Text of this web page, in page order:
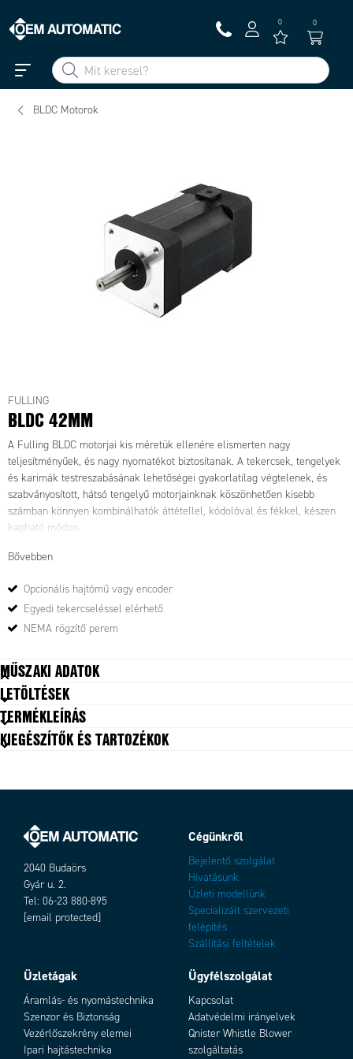
0 0
BLDC Motorok
FULLING
BLDC 42MM
A Fulling BLDC motorjai kis méretük ellenére elismerten nagy
teljesítményűek, és nagy nyomatékot biztosítanak. A tekercsek, tengelyek
és karimák testreszabásának lehetőségei gyakorlatilag végtelenek, és
szabványosított, hátsó tengelyű motorjainknak köszönhetően kisebb
számban könnyen kombinálhatók áttétellel, kódolóval és fékkel, készen
kapható módon.
Bővebben
Opcionális hajtómű vagy encoder
Egyedi tekercseléssel elérhető
NEMA rögzítő perem
MŰSZAKI ADATOK
Elülső méret
Forgatónyomaték-állandó
Hossz
Névleges sebesség 4000 rpm
Szigetelési osztály
Tápfeszültség 24 V DC
Teljesítmény 26 W
Tömeg 0,3 kg
LETÖLTÉSEK
TERMÉKLEÍRÁS
KIEGÉSZÍTŐK ÉS TARTOZÉKOK
Változatok
2040 Budaörs
Gyár u. 2.
Tel: 06-23 880-895
[email protected]
Cégünkről
Bejelentő szolgálat
Hivatásunk
Üzleti modellünk
Specializált szervezeti
felépítés
Szállítási feltételek
Üzletágak
Áramlás- és nyomástechnika
Szenzor és Biztonság
Vezérlőszekrény elemei
Ipari hajtástechnika
Ügyfélszolgálat
Kapcsolat
Adatvédelmi irányelvek
Qnister Whistle Blower
szolgáltatás